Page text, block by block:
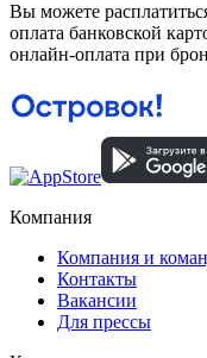
Вы можете
оплата банковской
онлайн-оплата при
Компания
Компания и
Контакты
Вакансии
Для прессы